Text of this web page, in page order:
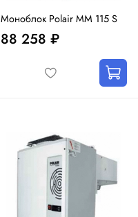
Моноблок Polair MM 115 S
88 258 ₽